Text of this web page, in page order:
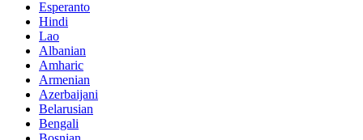
Esperanto
Hindi
Lao
Albanian
Amharic
Armenian
Azerbaijani
Belarusian
Bengali